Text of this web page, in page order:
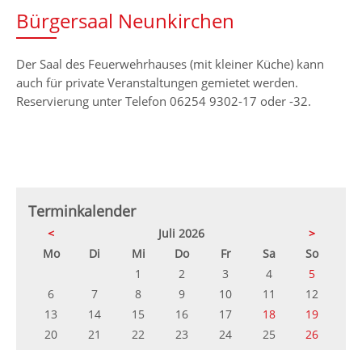
Bürgersaal Neunkirchen
Der Saal des Feuerwehrhauses (mit kleiner Küche) kann
auch für private Veranstaltungen gemietet werden.
Reservierung unter Telefon 06254 9302-17 oder -32.
Terminkalender
< Juli 2026
>
Montag Di enstagMittwochDonnerstag
Freitag SamstagSonntag
1
2 3 4
5
6
7 8 9 10 11
12
13
14 15 16 17 18
19
20
21 22 23 24 25
26